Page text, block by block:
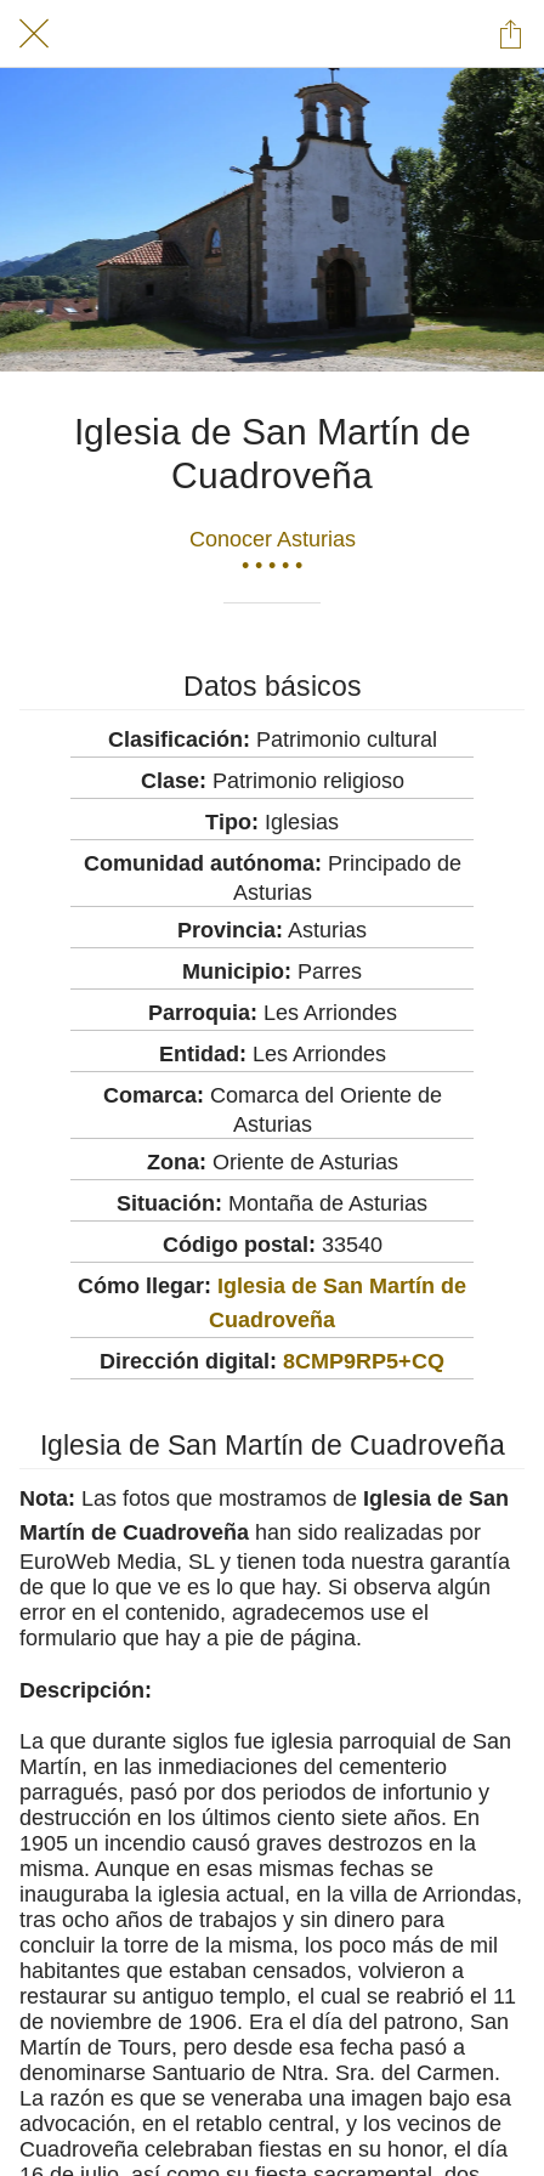
Iglesia de San Martín de
Cuadroveña
Conocer Asturias
• • • • •
Datos básicos
Clasificación: Patrimonio cultural
Clase: Patrimonio religioso
Tipo: Iglesias
Comunidad autónoma: Principado de
Asturias
Provincia: Asturias
Municipio: Parres
Parroquia: Les Arriondes
Entidad: Les Arriondes
Comarca: Comarca del Oriente de
Asturias
Zona: Oriente de Asturias
Situación: Montaña de Asturias
Código postal: 33540
Cómo llegar: Iglesia de San Martín de
Cuadroveña
Dirección digital: 8CMP9RP5+CQ
Iglesia de San Martín de Cuadroveña
Nota: Las fotos que mostramos de Iglesia de San
Martín de Cuadroveña han sido realizadas por
EuroWeb Media, SL y tienen toda nuestra garantía
de que lo que ve es lo que hay. Si observa algún
error en el contenido, agradecemos use el
formulario que hay a pie de página.
Descripción:
La que durante siglos fue iglesia parroquial de San
Martín, en las inmediaciones del cementerio
parragués, pasó por dos periodos de infortunio y
destrucción en los últimos ciento siete años. En
1905 un incendio causó graves destrozos en la
misma. Aunque en esas mismas fechas se
inauguraba la iglesia actual, en la villa de Arriondas,
tras ocho años de trabajos y sin dinero para
concluir la torre de la misma, los poco más de mil
habitantes que estaban censados, volvieron a
restaurar su antiguo templo, el cual se reabrió el 11
de noviembre de 1906. Era el día del patrono, San
Martín de Tours, pero desde esa fecha pasó a
denominarse Santuario de Ntra. Sra. del Carmen.
La razón es que se veneraba una imagen bajo esa
advocación, en el retablo central, y los vecinos de
Cuadroveña celebraban fiestas en su honor, el día